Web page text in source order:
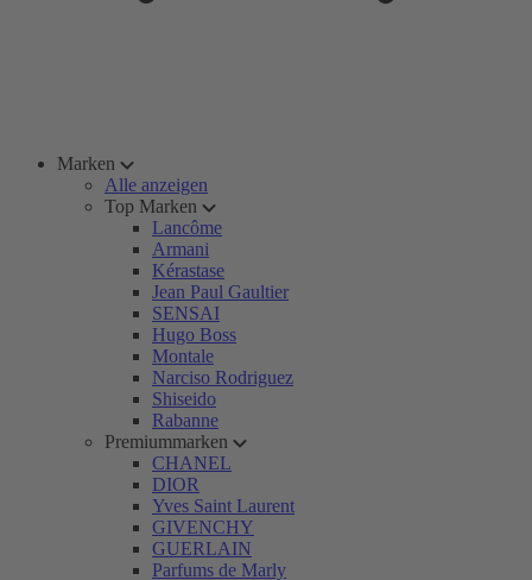
Marken
Alle anzeigen
Top Marken
Lancôme
Armani
Kérastase
Jean Paul Gaultier
SENSAI
Hugo Boss
Montale
Narciso Rodriguez
Shiseido
Rabanne
Premiummarken
CHANEL
DIOR
Yves Saint Laurent
GIVENCHY
GUERLAIN
Parfums de Marly